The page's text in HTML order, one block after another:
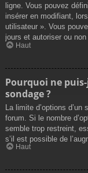
ligne. Vous pouvez
insérer en modifiant,
utilisateur ». Vous
jours et autoriser ou
Haut
Pourquoi ne
sondage ?
La limite d’options
forum. Si le nombre
semble trop restreint,
s’il est possible de
Haut